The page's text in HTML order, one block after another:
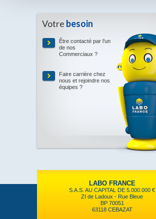
Votre besoin
Être contacté par l’un
de nos
Commerciaux ?
Faire carrière chez
nous et rejoindre nos
équipes ?
LABO FRANCE
S.A.S. AU CAPITAL DE 5.000.000 €
ZI de Ladoux - Rue Bleue
BP 70051
63118 CEBAZAT